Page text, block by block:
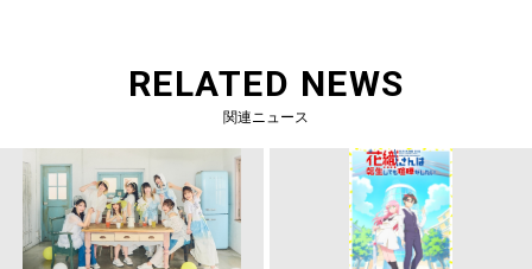
RELATED NEWS
関連ニュース